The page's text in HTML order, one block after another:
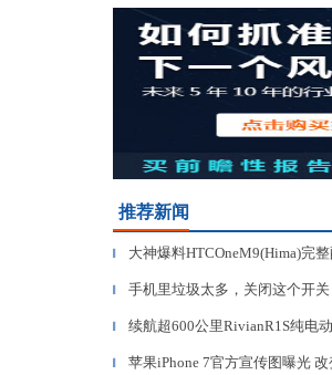
推荐新闻
▎ 大神爆料HTCOneM9(Hima)完
▎ 手机里垃圾太多，关闭这个开关
▎ 续航超600公里RivianR1S纯电
▎ 苹果iPhone 7官方宣传图曝光 改